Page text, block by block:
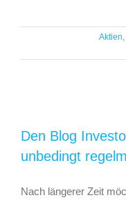
Aktien,
Den Blog
unbedingt
Nach längerer Zeit